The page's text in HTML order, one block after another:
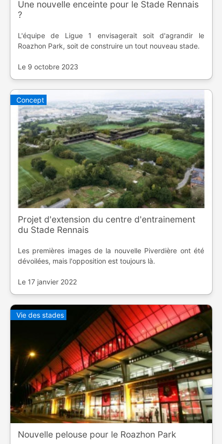
Une nouvelle enceinte pour le Stade Rennais
?
L'équipe de Ligue 1 envisagerait soit d'agrandir le
Roazhon Park, soit de construire un tout nouveau stade.
Le 9 octobre 2023
Concept
Projet d'extension du centre d'entrainement
du Stade Rennais
Les premières images de la nouvelle Piverdière ont été
dévoilées, mais l'opposition est toujours là.
Le 17 janvier 2022
Vie des stades
Nouvelle pelouse pour le Roazhon Park